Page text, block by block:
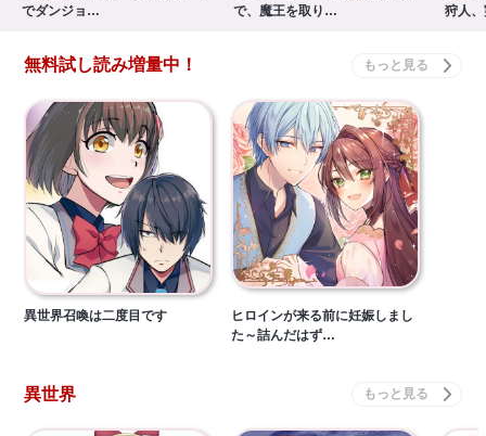
でダンジョ…
で、魔王を取り…
狩人
無料試し読み増量中！
異世界召喚は二度目です
ヒロインが来る前に妊娠しまし
た～詰んだはず…
異世界